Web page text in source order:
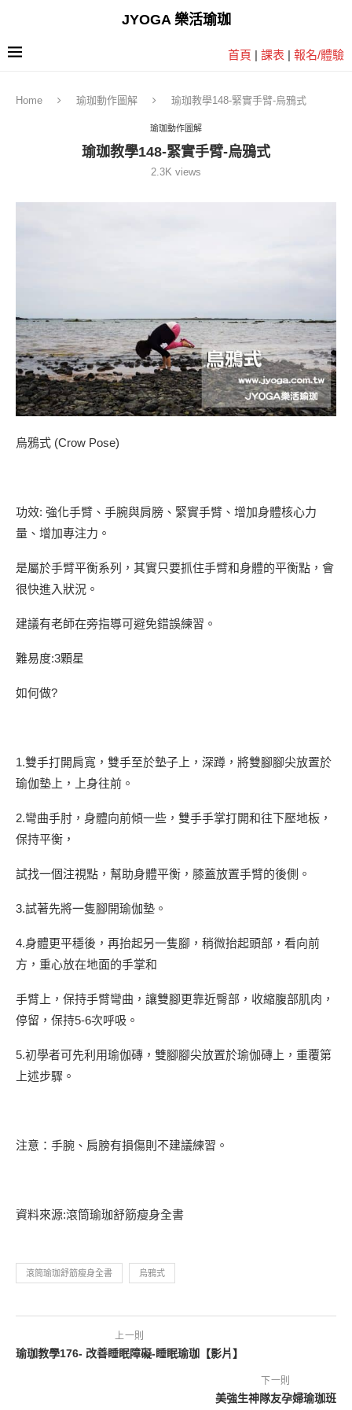
JYOGA 樂活瑜珈
首頁 | 課表 | 報名/體驗
Home 瑜珈動作圖解 瑜珈教學148-緊實手臂-烏鴉式
瑜珈動作圖解
瑜珈教學148-緊實手臂-烏鴉式
2.3K views
烏鴉式 (Crow Pose)
功效: 強化手臂、手腕與肩膀、緊實手臂、增加身體核心力
量、增加專注力。
是屬於手臂平衡系列，其實只要抓住手臂和身體的平衡點，會
很快進入狀況。
建議有老師在旁指導可避免錯誤練習。
難易度:3顆星
如何做?
1.雙手打開肩寬，雙手至於墊子上，深蹲，將雙腳腳尖放置於
瑜伽墊上，上身往前。
2.彎曲手肘，身體向前傾一些，雙手手掌打開和往下壓地板，
保持平衡，
試找一個注視點，幫助身體平衡，膝蓋放置手臂的後側。
3.試著先將一隻腳開瑜伽墊。
4.身體更平穩後，再抬起另一隻腳，稍微抬起頭部，看向前
方，重心放在地面的手掌和
手臂上，保持手臂彎曲，讓雙腳更靠近臀部，收縮腹部肌肉，
停留，保持5-6次呼吸。
5.初學者可先利用瑜伽磚，雙腳腳尖放置於瑜伽磚上，重覆第
上述步驟。
注意：手腕、肩膀有損傷則不建議練習。
資料來源:滾筒瑜珈舒筋瘦身全書
滾筒瑜珈舒筋瘦身全書 烏鴉式
上一則
瑜珈教學176- 改善睡眠障礙-睡眠瑜珈【影片】
下一則
美強生神隊友孕婦瑜珈班